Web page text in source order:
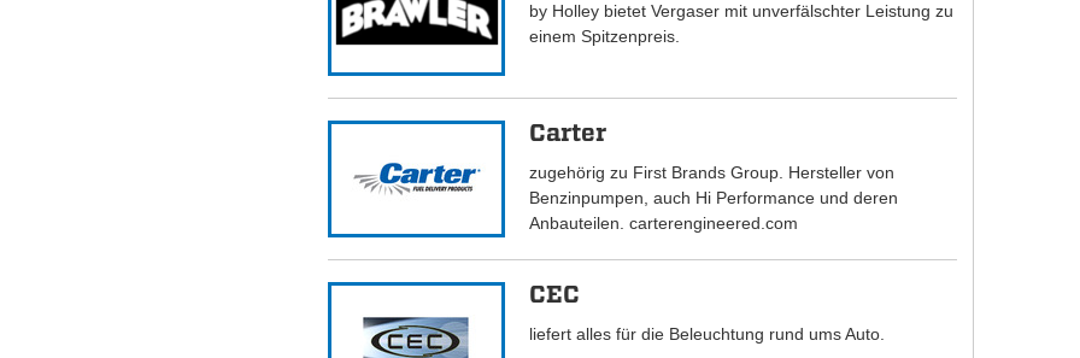
by Holley bietet Vergaser mit unverfälschter Leistung zu
einem Spitzenpreis.
Carter
zugehörig zu First Brands Group. Hersteller von
Benzinpumpen, auch Hi Performance und deren
Anbauteilen. carterengineered.com
CEC
liefert alles für die Beleuchtung rund ums Auto.